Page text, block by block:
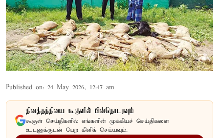
Published on: 24 May 2026, 12:47 am
தினத்தந்தியை கூகுளில் பின்தொடரவும்
கூகுள் செய்திகளில் எங்களின் முக்கியச் செய்திகளை
உடனுக்குடன் பெற கிளிக் செய்யவும்.